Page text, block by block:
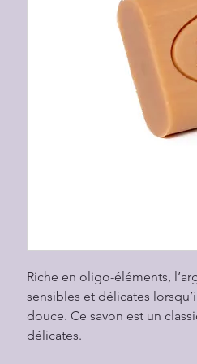
Riche en oligo-éléments,
sensibles et délicates
douce. Ce savon est un
délicates.